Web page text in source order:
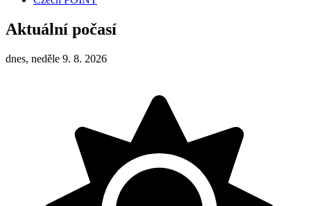
Aktuální počasí
dnes, neděle 9. 8. 2026